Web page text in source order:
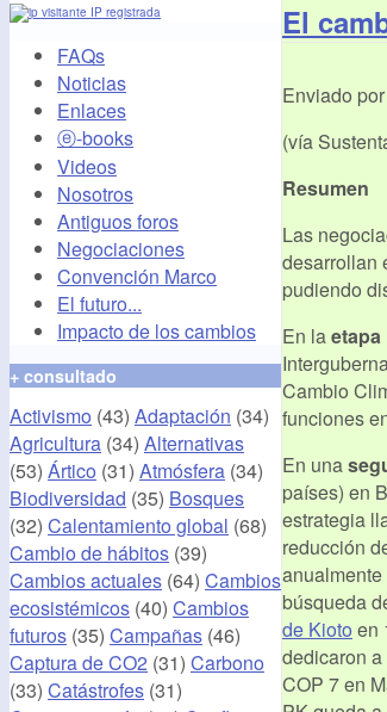
El
Enviado por
(vía
Resumen
Las
desarrollan
pudiendo
En la
Cambio
funciones
En una
países) en
estrategia
reducción
búsqueda
de Kioto en
dedicaron
COP 7 en
IP registrada
FAQs
Noticias
Enlaces
ⓔ-books
Videos
Nosotros
Antiguos foros
Negociaciones
Convención Marco
El futuro...
Impacto de los cambios
+ consultado
Activismo (43) Adaptación (34)
Agricultura (34) Alternativas
(53) Ártico (31) Atmósfera (34)
Biodiversidad (35) Bosques
(32) Calentamiento global (68)
Cambio de hábitos (39)
Cambios actuales (64) Cambios
ecosistémicos (40) Cambios
futuros (35) Campañas (46)
Captura de CO2 (31) Carbono
(33) Catástrofes (31)